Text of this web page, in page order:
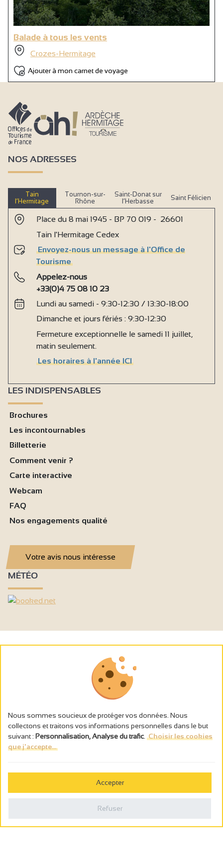
Balade à tous les vents
Crozes-Hermitage
Ajouter à mon carnet de voyage
NOS ADRESSES
Tain
l’Hermitage
Tournon-sur-
Rhône
Saint-Donat sur
l’Herbasse
Saint Félicien
Place du 8 mai 1945 - BP 70 019 - 26601
Tain l'Hermitage Cedex
Envoyez-nous un message à l'Office de
Tourisme
Appelez-nous
+33(0)4 75 08 10 23
Lundi au samedi - 9:30-12:30 / 13:30-18:00
Dimanche et jours fériés : 9:30-12:30
Fermeture exceptionnelle le samedi 11 juillet,
matin seulement.
Les horaires à l'année ICI
LES INDISPENSABLES
Brochures
Les incontournables
Billetterie
Comment venir ?
Carte interactive
Webcam
FAQ
Nos engagements qualité
Votre avis nous intéresse
MÉTÉO
L’abus d’alcool est dangereux pour la santé, à consommer avec
Politique de confidentialité
Nous sommes soucieux de protéger vos données. Nous
collectons et traitons vos informations personnelles dans le but
suivant : Personnalisation, Analyse du trafic Choisir les cookies
que j'accepte...
Accepter
Refuser